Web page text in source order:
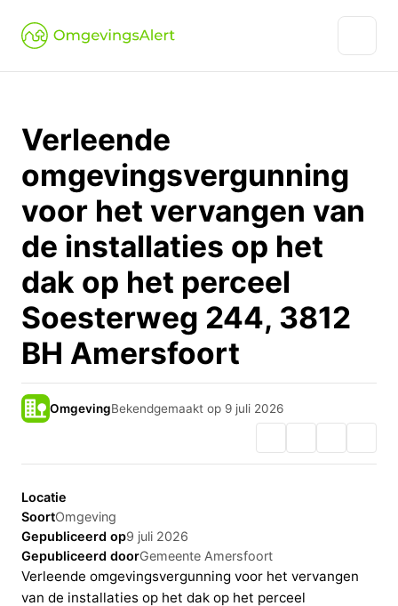
Verleende
omgevingsvergunning
voor het vervangen van
de installaties op het
dak op het perceel
Soesterweg 244, 3812
BH Amersfoort
OmgevingBekendgemaakt op 9 juli 2026
Locatie
SoortOmgeving
Gepubliceerd op9 juli 2026
Gepubliceerd doorGemeente Amersfoort
Verleende omgevingsvergunning voor het vervangen
van de installaties op het dak op het perceel